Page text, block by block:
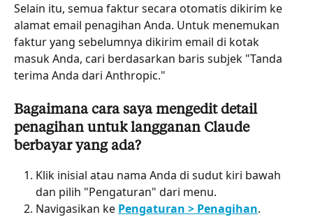
Selain itu, semua faktur secara otomatis dikirim ke
alamat email penagihan Anda. Untuk menemukan
faktur yang sebelumnya dikirim email di kotak
masuk Anda, cari berdasarkan baris subjek "Tanda
terima Anda dari Anthropic."
Bagaimana cara saya mengedit detail
penagihan untuk langganan Claude
berbayar yang ada?
Klik inisial atau nama Anda di sudut kiri bawah
dan pilih "Pengaturan" dari menu.
Navigasikan ke Pengaturan > Penagihan.